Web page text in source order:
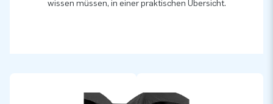
wissen müssen, in einer praktischen Übersicht.